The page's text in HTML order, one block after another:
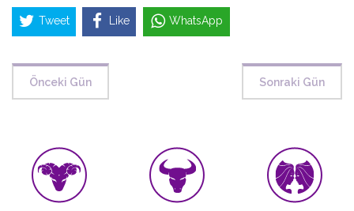
Tweet Like WhatsApp
Önceki Gün Sonraki Gün